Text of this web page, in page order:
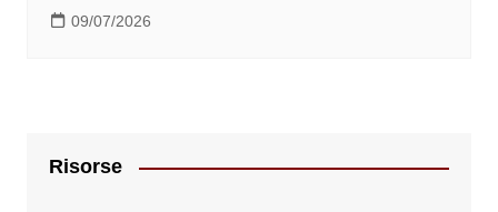
09/07/2026
Risorse